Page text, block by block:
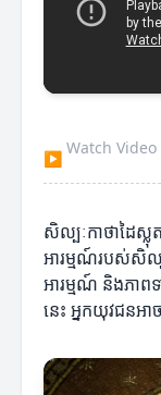
▶
Watch Video
សិល្បៈកាថាដៃស្លុ
អារម្មណ៍របស់សិល្
អារម្មណ៍ និងភាព
នេះ អ្នកយុវជនអាច